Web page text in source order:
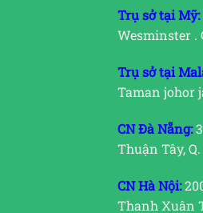
Trụ sở tại Mỹ:
Wesminster .
Trụ sở tại
Taman johor
CN Đà Nẵng:
Thuận Tây,
CN Hà Nội:
Thanh Xuân